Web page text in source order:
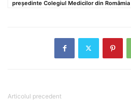
președinte Colegiul Medicilor din Româmia
Articolul precedent